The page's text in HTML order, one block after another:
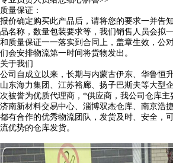
质量保证：
报价确定购买此产品后，请将您的要求一并告
品名称，数量包装要求等，我们销售人员会拟
和质量保证一一落实到合同上，盖章生效，公
们会安排物流第一时间将货物发出。
关于我们
公司自成立以来，长期与内蒙古伊东、华鲁恒
山东海力集团、江苏裕廊、扬子巴斯夫等大型
次被誉为优质代理商，*供应商，我公司仓库主
济南新材料交易中心、淄博双杰仓库、南京浩
都有合作的优秀物流团队，发货及时、安全，
流优势的仓库发货。